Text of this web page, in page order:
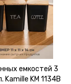
емкостей 3
Kamille KM 1134B